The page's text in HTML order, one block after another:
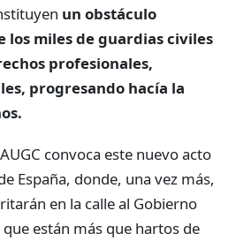
un obstáculo
los miles de guardias civiles
profesionales,
progresando hacía la
convoca este nuevo acto
España, donde, una vez más,
en la calle al Gobierno
están más que hartos de